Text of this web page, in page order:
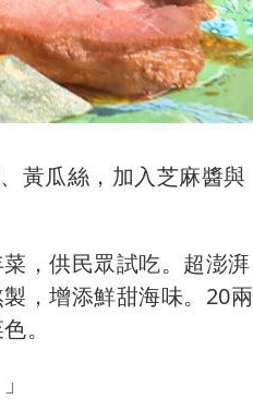
黃瓜絲，加入芝麻醬與
，供民眾試吃。超澎湃
，增添鮮甜海味。20兩
。